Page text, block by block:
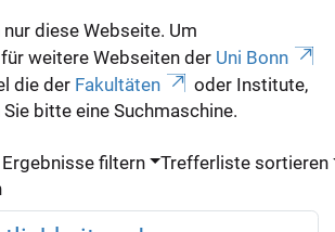
diese Webseite. Um
weitere Webseiten der Uni Bonn
die der Fakultäten
oder Institute,
bitte eine Suchmaschine.
Ergebnisse filtern Trefferliste sortieren